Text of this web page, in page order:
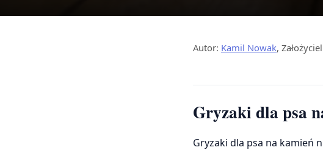
Autor: Kamil Nowak,
Gryzaki dla psa
Gryzaki dla psa na kamień